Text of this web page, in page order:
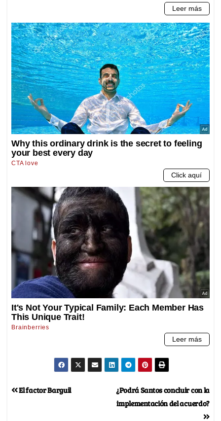
¿Podrá Santos concluir con la
implementación del acuerdo?
El factor Barguil